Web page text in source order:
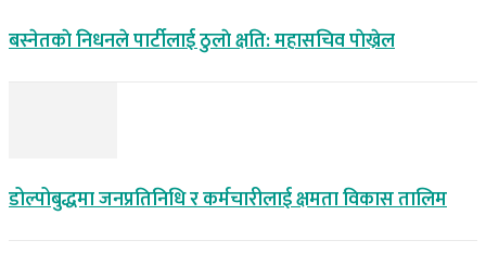
बस्नेतकाे निधनले पार्टीलाई ठुलाे क्षति: महासचिव पाेख्रेल
डोल्पोबुद्धमा जनप्रतिनिधि र कर्मचारीलाई क्षमता विकास तालिम